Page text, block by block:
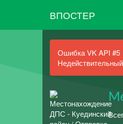
ВПОСТЕР
Ошибка VK API #5